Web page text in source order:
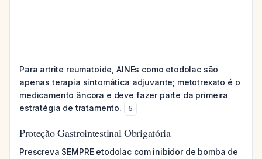
Para artrite reumatoide, AINEs como etodolac são
apenas terapia sintomática adjuvante; metotrexato é o
medicamento âncora e deve fazer parte da primeira
estratégia de tratamento.
5
Proteção Gastrointestinal Obrigatória
Prescreva SEMPRE etodolac com inibidor de bomba de